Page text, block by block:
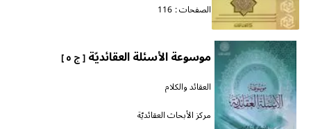
الصفحات : 116
موسوعة الأسئلة العقائديّة[ ج ٥ ]
العقائد والكلام
مركز الأبحاث العقائديّة